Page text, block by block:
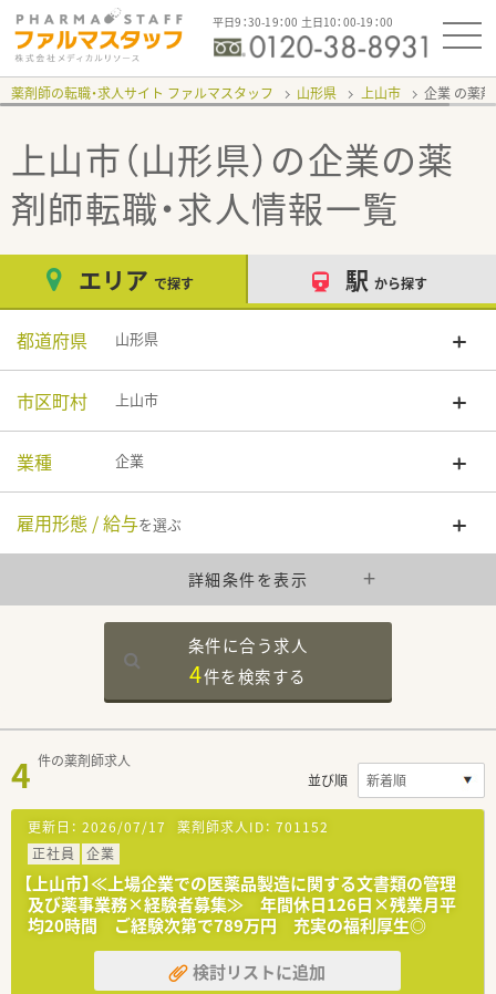
平日9：30-19：00 土日10：00-19：00
薬剤師の転職・求人サイト ファルマスタッフ 山形県 上山市 企業
上山市（山形県）の企業の薬
剤師転職・求人情報一覧
エリア で探す 駅 から探す
都道府県 山形県
市区町村 上山市
業種 企業
雇用形態 / 給与を選ぶ
詳細条件を表示
条件に合う求人
4件を検索する
4 件の薬剤師求人
並び順
更新日： 2026/07/17 薬剤師求人ID： 701152
正社員
企業
【上山市】≪上場企業での医薬品製造に関する文書類の管理
及び薬事業務×経験者募集≫ 年間休日126日×残業月平
均20時間 ご経験次第で789万円 充実の福利厚生◎
検討リストに追加